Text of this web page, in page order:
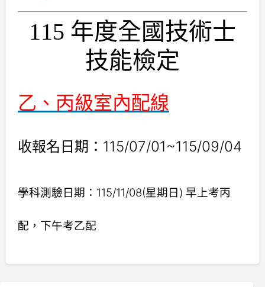
115 年度全國技術士
技能檢定
乙、丙級室內配線
收報名日期：115/07/01~115/09/04
學科測驗日期：115/11/08(星期日) 早上考丙
配，下午考乙配